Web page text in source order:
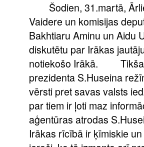
Šodien, 31.martā,
Vaidere un komisijas
Bakhtiaru Aminu un Aidu
diskutētu par Irākas
notiekošo Irākā.
prezidenta S.Huseina
vērsti pret savas valsts
par tiem ir ļoti maz
aģentūras atrodas
Irākas rīcībā ir ķīmiskie